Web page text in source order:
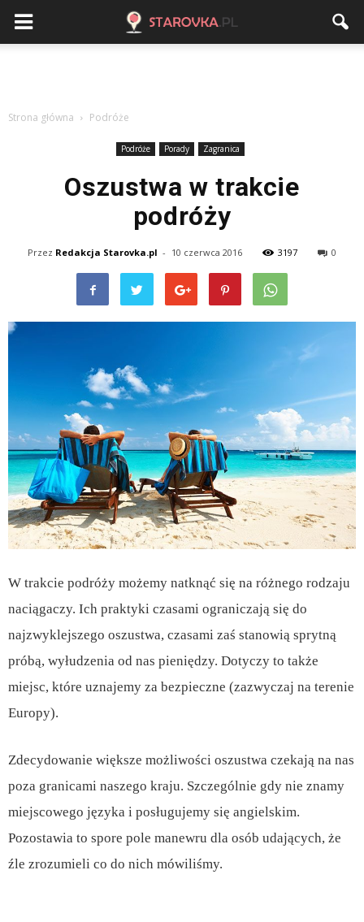
Strona główna Podróże
Podróże Porady Zagranica
Oszustwa w trakcie
podróży
Przez Redakcja Starovka.pl - 10 czerwca 2016 3197 0
W trakcie podróży możemy natknąć się na różnego rodzaju
naciągaczy. Ich praktyki czasami ograniczają się do
najzwyklejszego oszustwa, czasami zaś stanowią sprytną
próbą, wyłudzenia od nas pieniędzy. Dotyczy to także
miejsc, które uznajemy za bezpieczne (zazwyczaj na terenie
Europy).
Zdecydowanie większe możliwości oszustwa czekają na nas
poza granicami naszego kraju. Szczególnie gdy nie znamy
miejscowego języka i posługujemy się angielskim.
Pozostawia to spore pole manewru dla osób udających, że
źle zrozumieli co do nich mówiliśmy.